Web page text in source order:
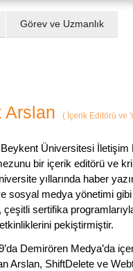
Görev ve Uzmanlık
Arslan ( İçerik Editörü ve
Üniversitesi İletişim
bir içerik editörü ve
yıllarında haber
sosyal medya yönetimi
çeşitli sertifika
pekiştirmiştir.
Demirören Medya’da
Arslan, ShiftDelete ve